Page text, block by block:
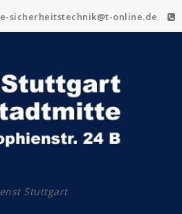
sicherheitstechnik@t-online.de
Stuttgart